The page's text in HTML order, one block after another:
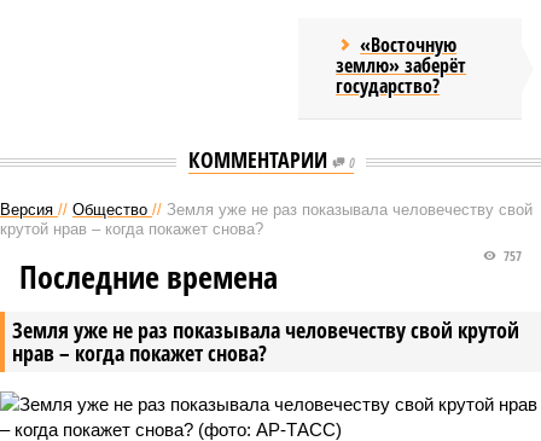
«Восточную
землю» заберёт
государство?
КОММЕНТАРИИ 0
Версия // Общество // Земля уже не раз показывала человечеству свой
крутой нрав – когда покажет снова?
Земля уже не раз показывала человечеству свой крутой
нрав – когда покажет снова?
757
Последние времена